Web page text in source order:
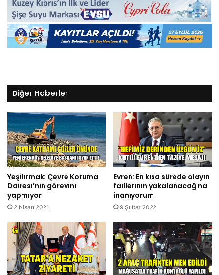
Diğer Haberler
Yeşilırmak: Çevre Koruma
Dairesi’nin görevini
yapmıyor
2 Nisan 2021
Evren: En kısa sürede olayın
faillerinin yakalanacağına
inanıyorum
9 Şubat 2022